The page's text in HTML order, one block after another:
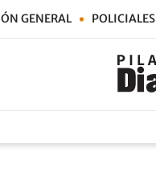
GENERAL POLICIALES